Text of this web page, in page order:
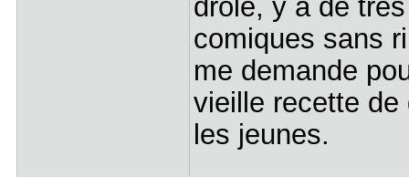
drôle, y a de
comiques sans
me demande
vieille recette de
les jeunes.